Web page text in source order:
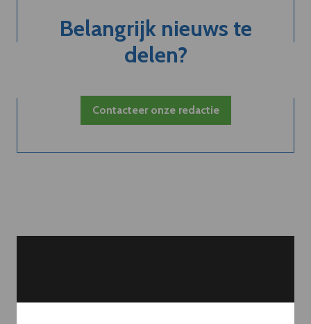
Belangrijk nieuws te
delen?
Contacteer onze redactie